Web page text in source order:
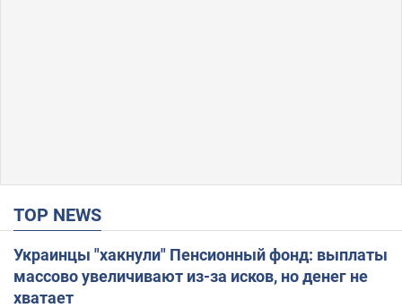
TOP NEWS
Украинцы "хакнули" Пенсионный фонд: выплаты
массово увеличивают из-за исков, но денег не
хватает